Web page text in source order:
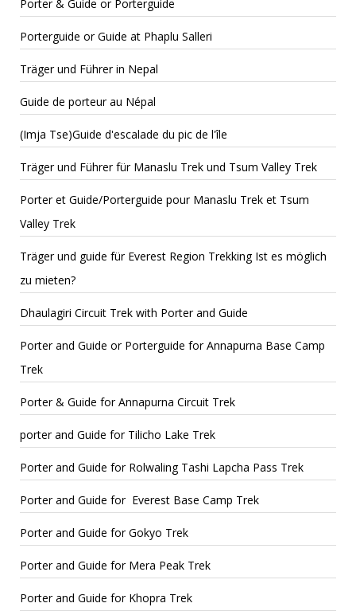
Porter & Guide or Porterguide
Porterguide or Guide at Phaplu Salleri
Träger und Führer in Nepal
Guide de porteur au Népal
(Imja Tse)Guide d'escalade du pic de l'île
Träger und Führer für Manaslu Trek und Tsum Valley Trek
Porter et Guide/Porterguide pour Manaslu Trek et Tsum
Valley Trek
Träger und guide für Everest Region Trekking Ist es möglich
zu mieten?
Dhaulagiri Circuit Trek with Porter and Guide
Porter and Guide or Porterguide for Annapurna Base Camp
Trek
Porter & Guide for Annapurna Circuit Trek
porter and Guide for Tilicho Lake Trek
Porter and Guide for Rolwaling Tashi Lapcha Pass Trek
Porter and Guide for Everest Base Camp Trek
Porter and Guide for Gokyo Trek
Porter and Guide for Mera Peak Trek
Porter and Guide for Khopra Trek